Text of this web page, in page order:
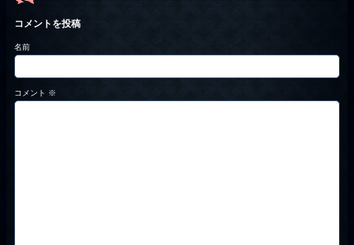
コメントを投稿
名前
コメント ※